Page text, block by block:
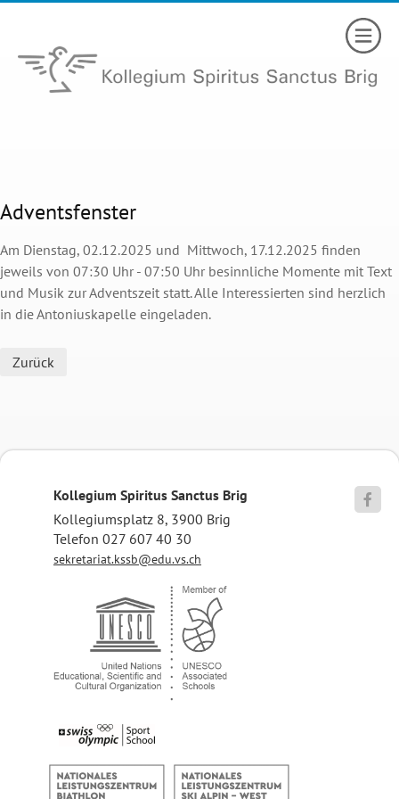
Adventsfenster
Am Dienstag, 02.12.2025 und Mittwoch, 17.12.2025 finden
jeweils von 07:30 Uhr - 07:50 Uhr besinnliche Momente mit Text
und Musik zur Adventszeit statt. Alle Interessierten sind herzlich
in die Antoniuskapelle eingeladen.
Zurück
Kollegium Spiritus Sanctus Brig
Kollegiumsplatz 8, 3900 Brig
Telefon 027 607 40 30
sekretariat.kssb@edu.vs.ch
